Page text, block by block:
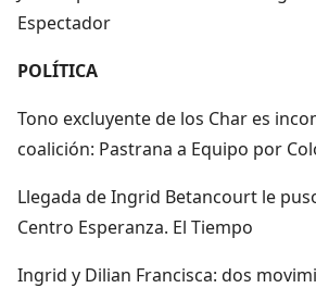
Espectador
POLÍTICA
Tono excluyente de los Char es
coalición: Pastrana a Equipo por
Llegada de Ingrid Betancourt le
Centro Esperanza. El Tiempo
Ingrid y Dilian Francisca: dos